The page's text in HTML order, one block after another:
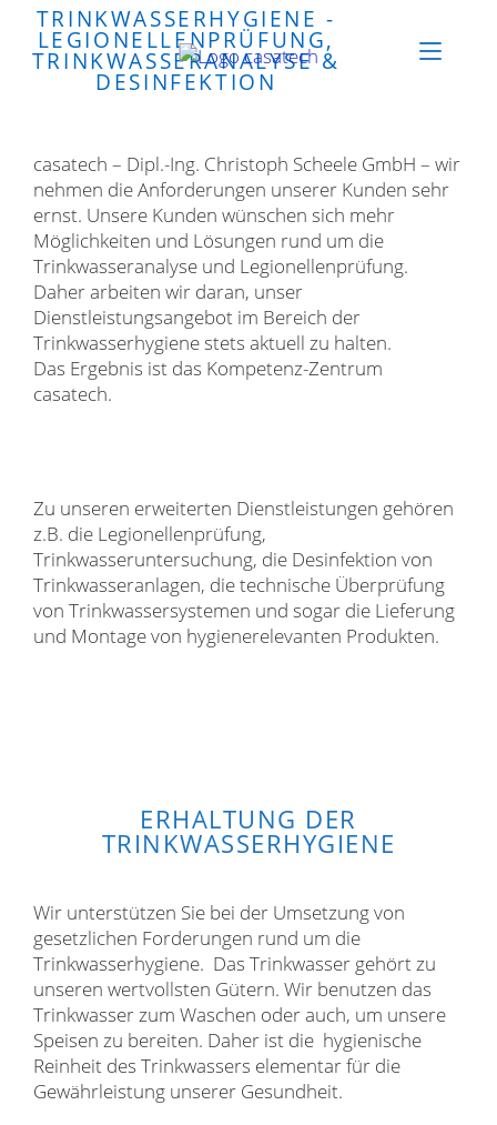
TRINKWASSERHYGIENE -
LEGIONELLENPRÜFUNG,
TRINKWASSERANALYSE &
DESINFEKTION
casatech – Dipl.-Ing. Christoph Scheele GmbH – wir
nehmen die Anforderungen unserer Kunden sehr
ernst. Unsere Kunden wünschen sich mehr
Möglichkeiten und Lösungen rund um die
Trinkwasseranalyse und Legionellenprüfung.
Daher arbeiten wir daran, unser
Dienstleistungsangebot im Bereich der
Trinkwasserhygiene stets aktuell zu halten.
Das Ergebnis ist das Kompetenz-Zentrum
casatech.
Zu unseren erweiterten Dienstleistungen gehören
z.B. die Legionellenprüfung,
Trinkwasseruntersuchung, die Desinfektion von
Trinkwasseranlagen, die technische Überprüfung
von Trinkwassersystemen und sogar die Lieferung
und Montage von hygienerelevanten Produkten.
ERHALTUNG DER
TRINKWASSERHYGIENE
Wir unterstützen Sie bei der Umsetzung von
gesetzlichen Forderungen rund um die
Trinkwasserhygiene. Das Trinkwasser gehört zu
unseren wertvollsten Gütern. Wir benutzen das
Trinkwasser zum Waschen oder auch, um unsere
Speisen zu bereiten. Daher ist die hygienische
Reinheit des Trinkwassers elementar für die
Gewährleistung unserer Gesundheit.